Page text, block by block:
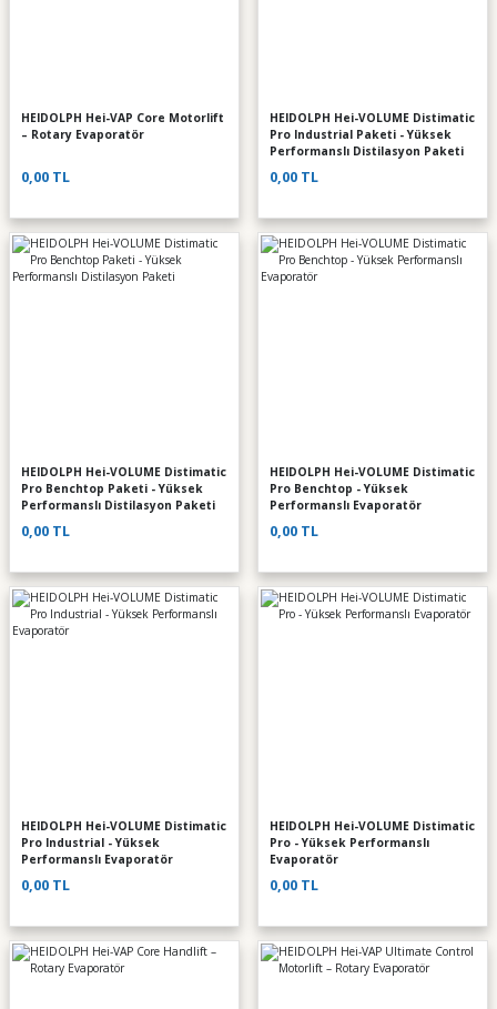
HEIDOLPH Hei-VAP Core Motorlift
– Rotary Evaporatör
0,00 TL
HEIDOLPH Hei-VOLUME Distimatic
Pro Industrial Paketi - Yüksek
Performanslı Distilasyon Paketi
0,00 TL
HEIDOLPH Hei-VOLUME Distimatic
Pro Benchtop Paketi - Yüksek
Performanslı Distilasyon Paketi
0,00 TL
HEIDOLPH Hei-VOLUME Distimatic
Pro Benchtop - Yüksek
Performanslı Evaporatör
0,00 TL
HEIDOLPH Hei-VOLUME Distimatic
Pro Industrial - Yüksek
Performanslı Evaporatör
0,00 TL
HEIDOLPH Hei-VOLUME Distimatic
Pro - Yüksek Performanslı
Evaporatör
0,00 TL